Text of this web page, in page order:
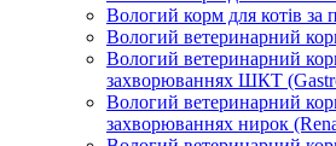
Вологий корм для котів за
Вологий ветеринарний
Вологий ветеринарний
захворюваннях ШКТ
Вологий ветеринарний
захворюваннях нирок